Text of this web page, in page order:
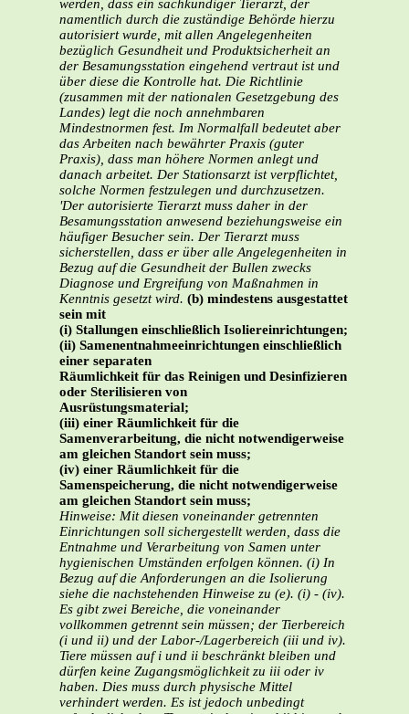
werden, dass ein sachkundiger Tierarzt, der
namentlich durch die zuständige Behörde hierzu
autorisiert wurde, mit allen Angelegenheiten
bezüglich Gesundheit und Produktsicherheit an
der Besamungsstation eingehend vertraut ist und
über diese die Kontrolle hat. Die Richtlinie
(zusammen mit der nationalen Gesetzgebung des
Landes) legt die noch annehmbaren
Mindestnormen fest. Im Normalfall bedeutet aber
das Arbeiten nach bewährter Praxis (guter
Praxis), dass man höhere Normen anlegt und
danach arbeitet. Der Stationsarzt ist verpflichtet,
solche Normen festzulegen und durchzusetzen.
'Der autorisierte Tierarzt muss daher in der
Besamungsstation anwesend beziehungsweise ein
häufiger Besucher sein. Der Tierarzt muss
sicherstellen, dass er über alle Angelegenheiten in
Bezug auf die Gesundheit der Bullen zwecks
Diagnose und Ergreifung von Maßnahmen in
Kenntnis gesetzt wird. (b) mindestens ausgestattet
sein mit
(i) Stallungen einschließlich Isoliereinrichtungen;
(ii) Samenentnahmeeinrichtungen einschließlich
einer separaten
Räumlichkeit für das Reinigen und Desinfizieren
oder Sterilisieren von
Ausrüstungsmaterial;
(iii) einer Räumlichkeit für die
Samenverarbeitung, die nicht notwendigerweise
am gleichen Standort sein muss;
(iv) einer Räumlichkeit für die
Samenspeicherung, die nicht notwendigerweise
am gleichen Standort sein muss;
Hinweise: Mit diesen voneinander getrennten
Einrichtungen soll sichergestellt werden, dass die
Entnahme und Verarbeitung von Samen unter
hygienischen Umständen erfolgen können. (i) In
Bezug auf die Anforderungen an die Isolierung
siehe die nachstehenden Hinweise zu (e). (i) - (iv).
Es gibt zwei Bereiche, die voneinander
vollkommen getrennt sein müssen; der Tierbereich
(i und ii) und der Labor-/Lagerbereich (iii und iv).
Tiere müssen auf i und ii beschränkt bleiben und
dürfen keine Zugangsmöglichkeit zu iii oder iv
haben. Dies muss durch physische Mittel
verhindert werden. Es ist jedoch unbedingt